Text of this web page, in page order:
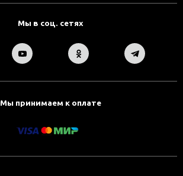
Мы в соц. сетях
Мы принимаем к оплате